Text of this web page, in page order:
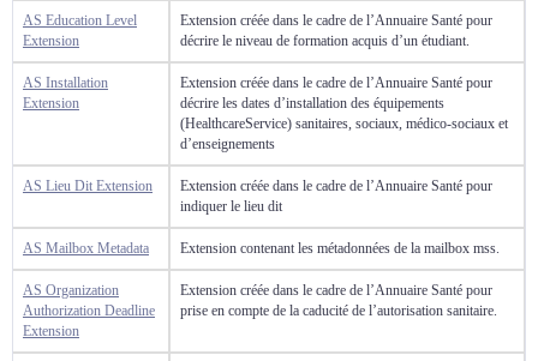
AS Education Level
Extension
Extension créée dans le cadre de l’Annuaire Santé pour
décrire le niveau de formation acquis d’un étudiant.
AS Installation
Extension
Extension créée dans le cadre de l’Annuaire Santé pour
décrire les dates d’installation des équipements
(HealthcareService) sanitaires, sociaux, médico-sociaux et
d’enseignements
AS Lieu Dit Extension
Extension créée dans le cadre de l’Annuaire Santé pour
indiquer le lieu dit
AS Mailbox Metadata Extension contenant les métadonnées de la mailbox mss.
AS Organization
Authorization Deadline
Extension
Extension créée dans le cadre de l’Annuaire Santé pour
prise en compte de la caducité de l’autorisation sanitaire.